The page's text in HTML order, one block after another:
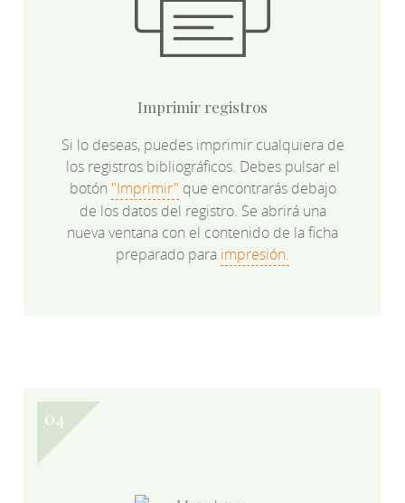
Imprimir registros
Si lo deseas, puedes imprimir cualquiera de
los registros bibliográficos. Debes pulsar el
botón "Imprimir" que encontrarás debajo
de los datos del registro. Se abrirá una
nueva ventana con el contenido de la ficha
preparado para impresión.